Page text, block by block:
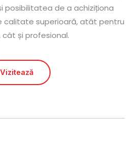
posibilitatea de a achiziționa
calitate superioară, atât pentru
cât și profesional.
Vizitează